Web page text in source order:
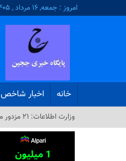
امروز : جمعه, ۱۶ مرداد , ۱۴۰۵
خانه اخبار شاخص
وزارت اطلاعات: ۲۱ مزدور موساد و ۴ ش_